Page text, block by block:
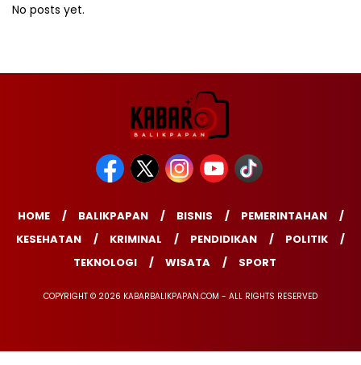
No posts yet.
HOME BALIKPAPAN BISNIS
PEMERINTAHAN
KESEHATAN
KRIMINAL PENDIDIKAN
POLITIK
TEKNOLOGI
WISATA SPORT
COPYRIGHT © 2026 KABARBALIKPAPAN.COM - ALL RIGHTS RESERVED